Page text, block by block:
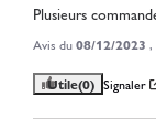
Plusieurs
Avis du08/12/2023 ,
Utile(0) Signaler